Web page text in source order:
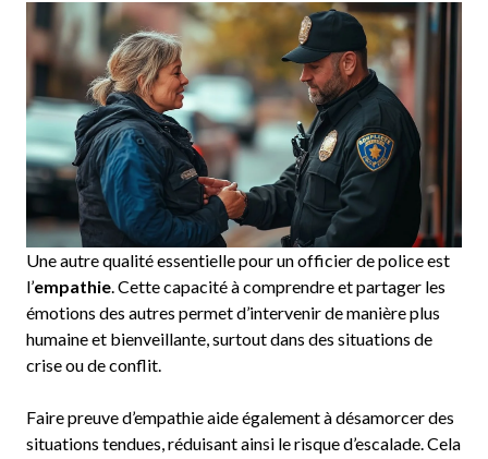
Une autre qualité essentielle pour un officier de police est
l’empathie. Cette capacité à comprendre et partager les
émotions des autres permet d’intervenir de manière plus
humaine et bienveillante, surtout dans des situations de
crise ou de conflit.
Faire preuve d’empathie aide également à désamorcer des
situations tendues, réduisant ainsi le risque d’escalade. Cela